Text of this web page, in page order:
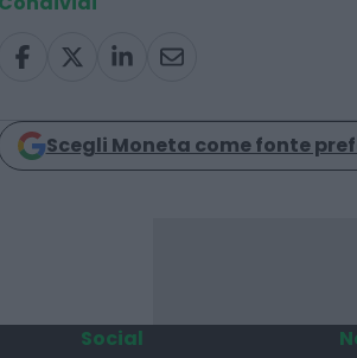
dazi